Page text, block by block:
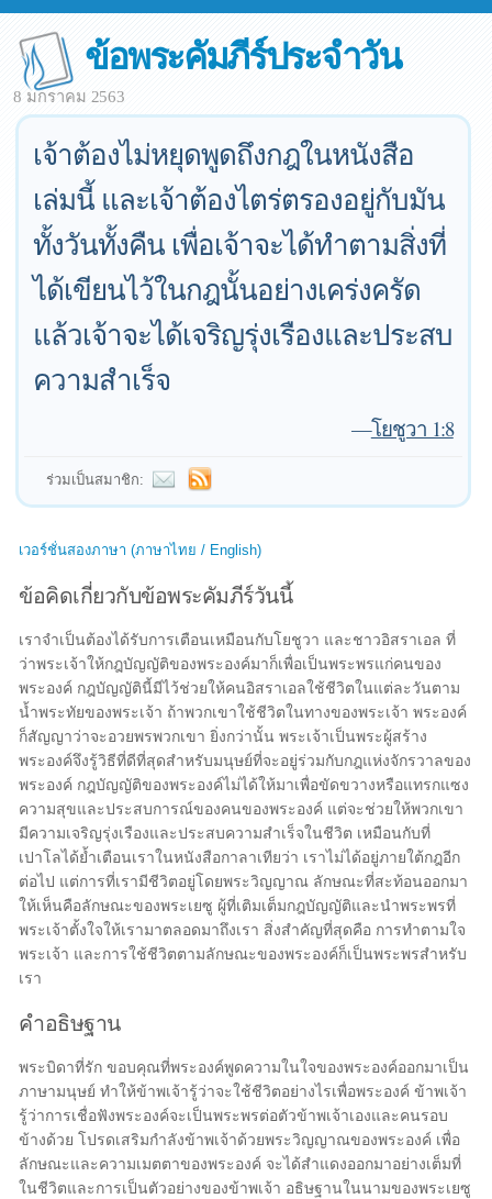
ข้อพระคัมภีร์ประจำวัน
8 มกราคม 2563
เจ้าต้องไม่หยุดพูดถึงกฎในหนังสือ
เล่มนี้ และเจ้าต้องไตร่ตรองอยู่กับมัน
ทั้งวันทั้งคืน เพื่อเจ้าจะได้ทำตามสิ่งที่
ได้เขียนไว้ในกฎนั้นอย่างเคร่งครัด
แล้วเจ้าจะได้เจริญรุ่งเรืองและประสบ
ความสำเร็จ
—โยชูวา 1:8
ร่วมเป็นสมาชิก:
เวอร์ชั่นสองภาษา (ภาษาไทย / English)
ข้อคิดเกี่ยวกับข้อพระคัมภีร์วันนี้
เราจำเป็นต้องได้รับการเตือนเหมือนกับโยชูวา และชาวอิสราเอล ที่
ว่าพระเจ้าให้กฎบัญญัติของพระองค์มาก็เพื่อเป็นพระพรแก่คนของ
พระองค์ กฎบัญญัตินี้มีไว้ช่วยให้คนอิสราเอลใช้ชีวิตในแต่ละวันตาม
น้ำพระทัยของพระเจ้า ถ้าพวกเขาใช้ชีวิตในทางของพระเจ้า พระองค์
ก็สัญญาว่าจะอวยพรพวกเขา ยิ่งกว่านั้น พระเจ้าเป็นพระผู้สร้าง
พระองค์จึงรู้วิธีที่ดีที่สุดสำหรับมนุษย์ที่จะอยู่ร่วมกับกฎแห่งจักรวาลของ
พระองค์ กฎบัญญัติของพระองค์ไม่ได้ให้มาเพื่อขัดขวางหรือแทรกแซง
ความสุขและประสบการณ์ของคนของพระองค์ แต่จะช่วยให้พวกเขา
มีความเจริญรุ่งเรืองและประสบความสำเร็จในชีวิต เหมือนกับที่
เปาโลได้ย้ำเตือนเราในหนังสือกาลาเทียว่า เราไม่ได้อยู่ภายใต้กฎอีก
ต่อไป แต่การที่เรามีชีวิตอยู่โดยพระวิญญาณ ลักษณะที่สะท้อนออกมา
ให้เห็นคือลักษณะของพระเยซู ผู้ที่เติมเต็มกฎบัญญัติและนำพระพรที่
พระเจ้าตั้งใจให้เรามาตลอดมาถึงเรา สิ่งสำคัญที่สุดคือ การทำตามใจ
พระเจ้า และการใช้ชีวิตตามลักษณะของพระองค์ก็เป็นพระพรสำหรับ
เรา
คำอธิษฐาน
พระบิดาที่รัก ขอบคุณที่พระองค์พูดความในใจของพระองค์ออกมาเป็น
ภาษามนุษย์ ทำให้ข้าพเจ้ารู้ว่าจะใช้ชีวิตอย่างไรเพื่อพระองค์ ข้าพเจ้า
รู้ว่าการเชื่อฟังพระองค์จะเป็นพระพรต่อตัวข้าพเจ้าเองและคนรอบ
ข้างด้วย โปรดเสริมกำลังข้าพเจ้าด้วยพระวิญญาณของพระองค์ เพื่อ
ลักษณะและความเมตตาของพระองค์ จะได้สำแดงออกมาอย่างเต็มที่
ในชีวิตและการเป็นตัวอย่างของข้าพเจ้า อธิษฐานในนามของพระเยซู